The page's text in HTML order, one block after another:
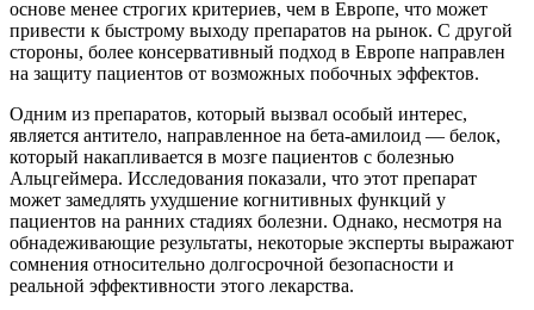
основе менее строгих критериев, чем в Европе, что может
привести к быстрому выходу препаратов на рынок. С другой
стороны, более консервативный подход в Европе направлен
на защиту пациентов от возможных побочных эффектов.
Одним из препаратов, который вызвал особый интерес,
является антитело, направленное на бета-амилоид — белок,
который накапливается в мозге пациентов с болезнью
Альцгеймера. Исследования показали, что этот препарат
может замедлять ухудшение когнитивных функций у
пациентов на ранних стадиях болезни. Однако, несмотря на
обнадеживающие результаты, некоторые эксперты выражают
сомнения относительно долгосрочной безопасности и
реальной эффективности этого лекарства.